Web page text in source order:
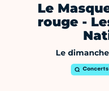
Le
rouge -
Le
Concerts